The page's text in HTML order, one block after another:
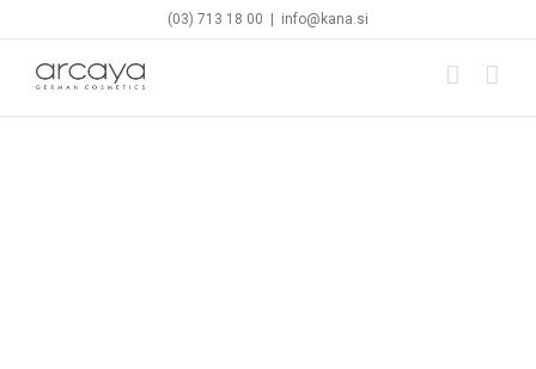
to
content
(03) 713 18 00 info@kana.si